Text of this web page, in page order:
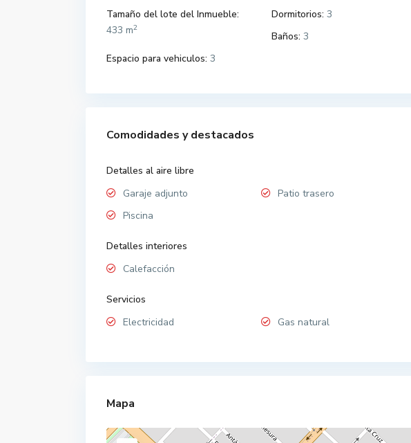
Tamaño del lote del Inmueble:
433 m2
Dormitorios: 3
Baños: 3
Espacio para vehiculos: 3
Comodidades y destacados
Detalles al aire libre
Garaje adjunto
Patio trasero
Piscina
Detalles interiores
Calefacción
Servicios
Electricidad
Gas natural
Mapa